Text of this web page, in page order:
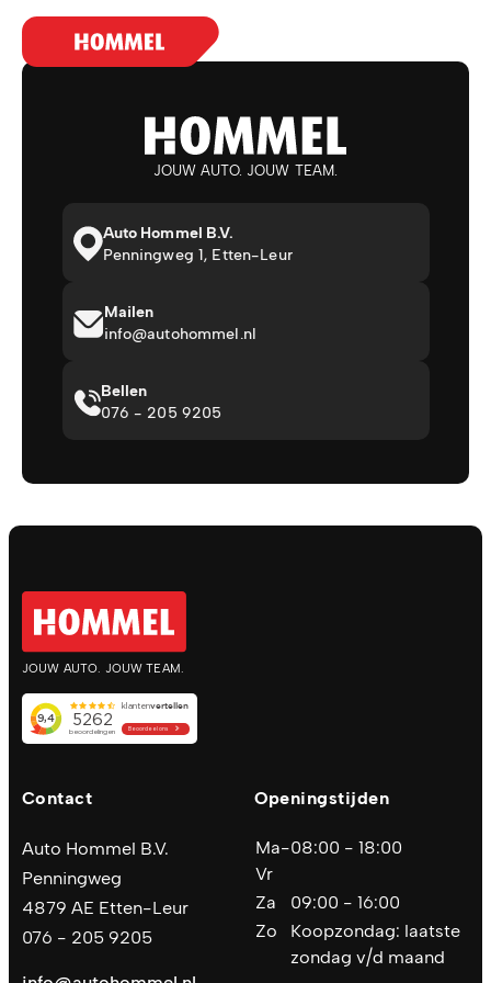
JOUW AUTO. JOUW TEAM.
Auto Hommel B.V.
Penningweg 1, Etten-Leur
Mailen
info@autohommel.nl
Bellen
076 - 205 9205
JOUW AUTO. JOUW TEAM.
Contact
Auto Hommel B.V.
Penningweg
4879 AE Etten-Leur
076 - 205 9205
Openingstijden
Ma-
Vr
08:00 - 18:00
Za
09:00 - 16:00
Zo
Koopzondag: laatste
zondag v/d maand